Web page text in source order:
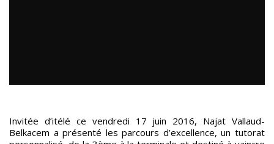
Invitée d’itélé ce vendredi 17 juin 2016, Najat Vallaud-
Belkacem a présenté les parcours d’excellence, un tutorat